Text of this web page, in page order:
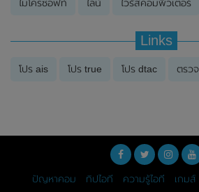
ไมโครซอฟท์ ไลน์ ไวรัสคอมพิวเตอร์
Links
โปร ais โปร true โปร dtac ตรว
ปัญหาคอม ทิปไอที ความรู้ไอที เกมส์